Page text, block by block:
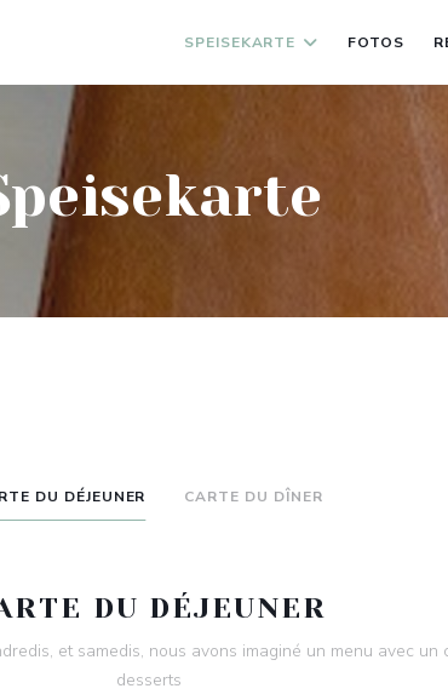
SPEISEKARTE FOTOS
DU DÉJEUNER CARTE DU DÎNER
DU DÉJEUNER
et samedis, nous avons imaginé un menu avec
desserts